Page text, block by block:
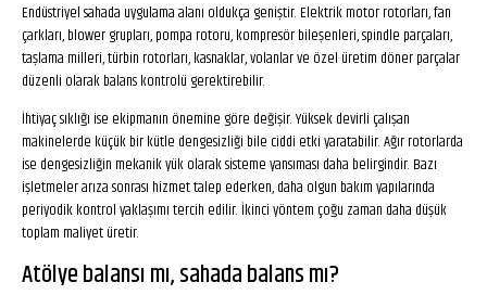
Endüstriyel sahada uygulama alanı oldukça geniştir. Elektrik motor rotorları, fan
çarkları, blower grupları, pompa rotoru, kompresör bileşenleri, spindle parçaları,
taşlama milleri, türbin rotorları, kasnaklar, volanlar ve özel üretim döner parçalar
düzenli olarak balans kontrolü gerektirebilir.
İhtiyaç sıklığı ise ekipmanın önemine göre değişir. Yüksek devirli çalışan
makinelerde küçük bir kütle dengesizliği bile ciddi etki yaratabilir. Ağır rotorlarda
ise dengesizliğin mekanik yük olarak sisteme yansıması daha belirgindir. Bazı
işletmeler arıza sonrası hizmet talep ederken, daha olgun bakım yapılarında
periyodik kontrol yaklaşımı tercih edilir. İkinci yöntem çoğu zaman daha düşük
toplam maliyet üretir.
Atölye balansı mı, sahada balans mı?